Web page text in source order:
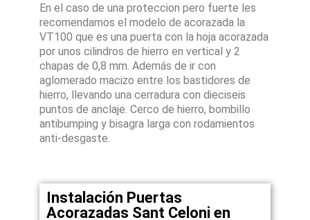
En el caso de una proteccion pero fuerte les
recomendamos el modelo de acorazada la
VT100 que es una puerta con la hoja acorazada
por unos cilindros de hierro en vertical y 2
chapas de 0,8 mm. Además de ir con
aglomerado macizo entre los bastidores de
hierro, llevando una cerradura con dieciseis
puntos de anclaje. Cerco de hierro, bombillo
antibumping y bisagra larga con rodamientos
anti-desgaste.
Instalación Puertas
Acorazadas Sant Celoni en